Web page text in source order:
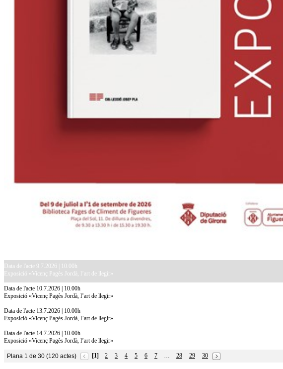
Data de l'acte 9.7.2026 | 10.00h
Exposició «Vicenç Pagès Jordà, l’art de llegir»
Data de l'acte 10.7.2026 | 10.00h
Exposició «Vicenç Pagès Jordà, l’art de llegir»
Data de l'acte 13.7.2026 | 10.00h
Exposició «Vicenç Pagès Jordà, l’art de llegir»
Data de l'acte 14.7.2026 | 10.00h
Exposició «Vicenç Pagès Jordà, l’art de llegir»
Plana 1 de 30 (120 actes) [1] 2 3 4 5 6 7 … 28 29
30